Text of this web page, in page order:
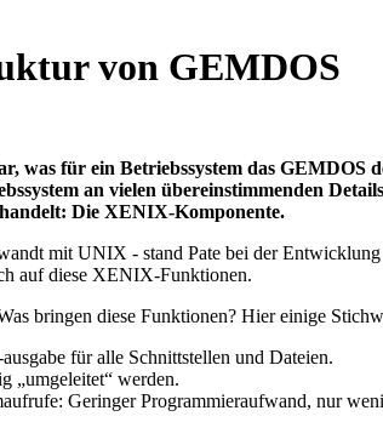
von GEMDOS
was für ein Betriebssystem das GEMDOS
an vielen übereinstimmenden
Die XENIX-Komponente.
mit UNIX - stand Pate bei der
auf diese XENIX-Funktionen.
bringen diese Funktionen? Hier einige
für alle Schnittstellen und Dateien.
„umgeleitet“ werden.
Geringer Programmieraufwand, nur